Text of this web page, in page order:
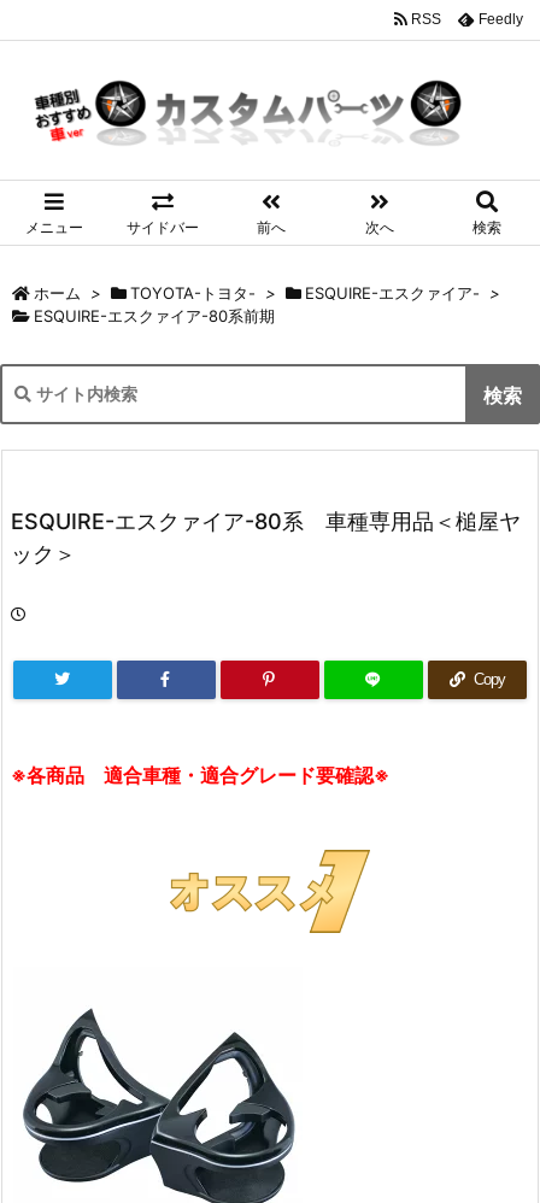
メニュー サイドバー 前へ 次へ 検索
RSS Feedly
ホーム > TOYOTA-トヨタ- > ESQUIRE-エスクァイア-
>
ESQUIRE-エスクァイア-80系前期
ESQUIRE-エスクァイア-80系 車種専用品＜槌屋ヤ
ック＞
Copy
※各商品 適合車種・適合グレード要確認※